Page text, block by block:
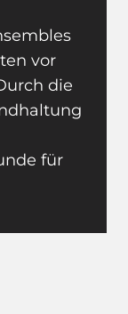
vor
die
für